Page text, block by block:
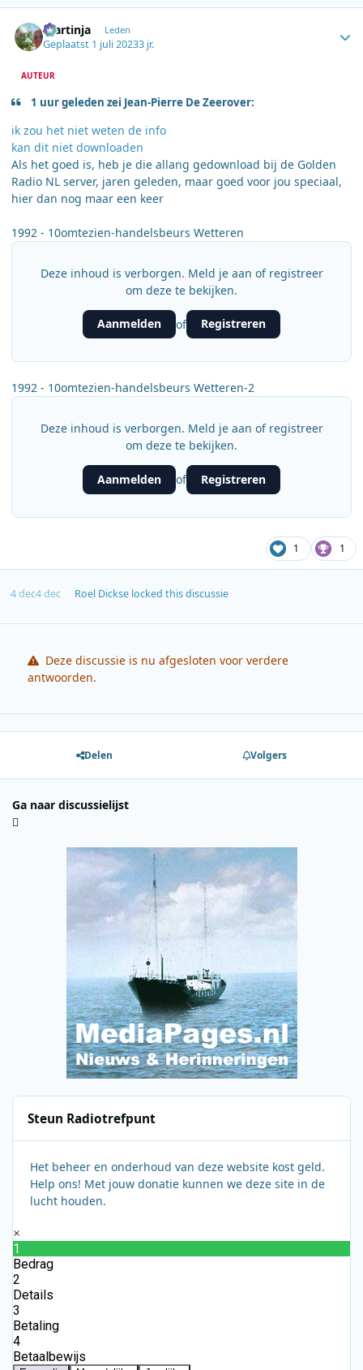
martinja Leden
Geplaatst 1 juli 20233 jr.
AUTEUR
1 uur geleden zei Jean-Pierre De Zeerover:
ik zou het niet weten de info
kan dit niet downloaden
Als het goed is, heb je die allang gedownload bij de Golden
Radio NL server, jaren geleden, maar goed voor jou speciaal,
hier dan nog maar een keer
1992 - 10omtezien-handelsbeurs Wetteren
Deze inhoud is verborgen. Meld je aan of registreer
om deze te bekijken.
Aanmelden of Registreren
1992 - 10omtezien-handelsbeurs Wetteren-2
Deze inhoud is verborgen. Meld je aan of registreer
om deze te bekijken.
Aanmelden of Registreren
1 1
4 dec4 dec Roel Dickselocked this discussie
Deze discussie is nu afgesloten voor verdere
antwoorden.
Delen Volgers
Ga naar discussielijst
Steun Radiotrefpunt
Het beheer en onderhoud van deze website kost geld.
Help ons! Met jouw donatie kunnen we deze site in de
lucht houden.